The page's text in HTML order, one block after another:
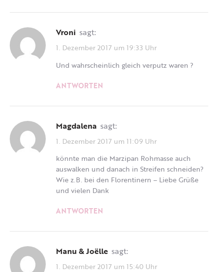
Vroni sagt:
1. Dezember 2017 um 19:33 Uhr
Und wahrscheinlich gleich verputz waren ?
ANTWORTEN
Magdalena sagt:
1. Dezember 2017 um 11:09 Uhr
könnte man die Marzipan Rohmasse auch
auswalken und danach in Streifen schneiden?
Wie z.B. bei den Florentinern – Liebe Grüße
und vielen Dank
ANTWORTEN
Manu & Joëlle sagt:
1. Dezember 2017 um 15:40 Uhr